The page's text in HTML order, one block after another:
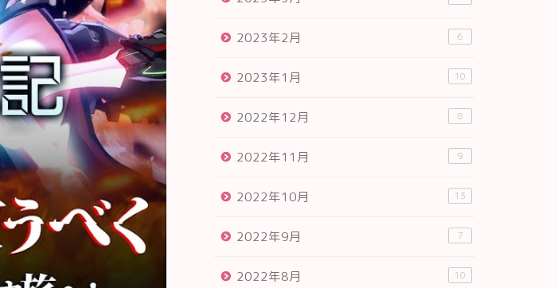
2023年2月 6
2023年1月 10
2022年12月 8
2022年11月 9
2022年10月 13
2022年9月 7
2022年8月 10